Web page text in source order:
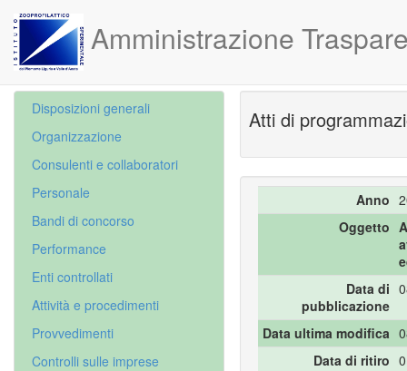
Amministrazione
Disposizioni generali
Organizzazione
Consulenti e collaboratori
Personale
Bandi di concorso
Performance
Enti controllati
Attività e procedimenti
Provvedimenti
Controlli sulle imprese
Atti di
Anno
Oggetto
Data di
pubblicazione
Data ultima modifica
Data di ritiro